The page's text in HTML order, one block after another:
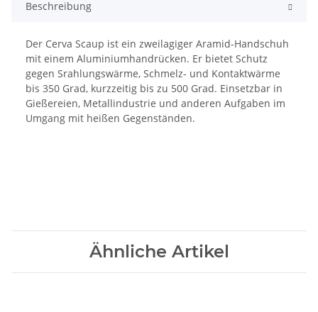
Beschreibung
Der Cerva Scaup ist ein zweilagiger Aramid-Handschuh
mit einem Aluminiumhandrücken. Er bietet Schutz
gegen Srahlungswärme, Schmelz- und Kontaktwärme
bis 350 Grad, kurzzeitig bis zu 500 Grad. Einsetzbar in
Gießereien, Metallindustrie und anderen Aufgaben im
Umgang mit heißen Gegenständen.
Ähnliche Artikel